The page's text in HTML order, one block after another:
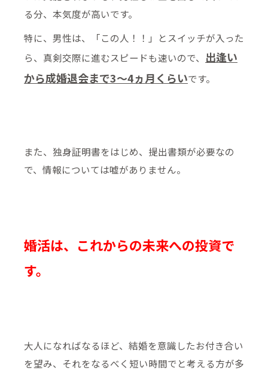
る分、本気度が高いです。
特に、男性は、「この人！！」とスイッチが入った
ら、真剣交際に進むスピードも速いので、 出逢い
から成婚退会まで3～4ヵ月くらいです。
また、独身証明書をはじめ、提出書類が必要なの
で、情報については嘘がありません。
婚活は、これからの未来への投資で
す。
大人になればなるほど、結婚を意識したお付き合い
を望み、それをなるべく短い時間でと考える方が多